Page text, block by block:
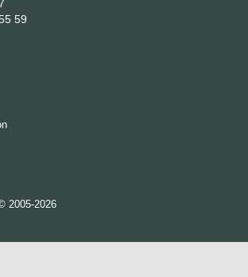
59
2005-2026